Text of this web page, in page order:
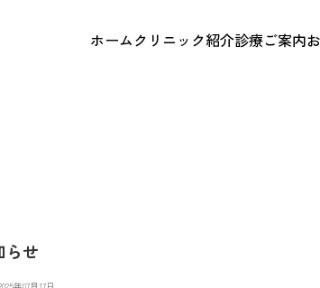
ホームクリニック紹介診療ご案内
らせ